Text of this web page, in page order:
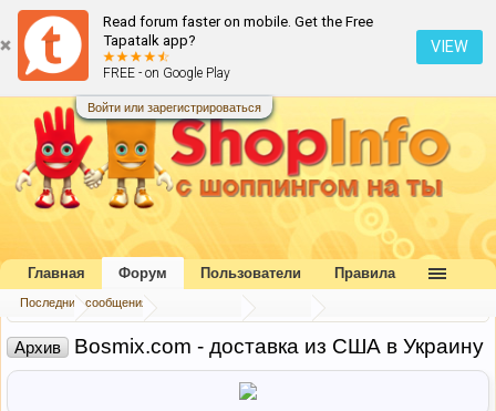
Read forum faster on mobile. Get the Free
Tapatalk app?
FREE - on Google Play
VIEW
Войти или зарегистрироваться
Главная Форум
Архив Bosmix.com - доставка из США в Украину
Главная Форум
Последние сообщения
Пользователи Правила